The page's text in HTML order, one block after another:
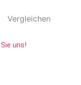
Vergleichen
uns!